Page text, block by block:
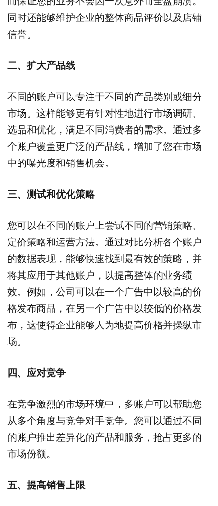
同时还能够维护企业的整体商品评价以及店铺
信誉。
二、扩大产品线
不同的账户可以专注于不同的产品类别或细分
市场。这样能够更有针对性地进行市场调研、
选品和优化，满足不同消费者的需求。通过多
个账户覆盖更广泛的产品线，增加了您在市场
中的曝光度和销售机会。
三、测试和优化策略
您可以在不同的账户上尝试不同的营销策略、
定价策略和运营方法。通过对比分析各个账户
的数据表现，能够快速找到最有效的策略，并
将其应用于其他账户，以提高整体的业务绩
效。例如，公司可以在一个广告中以较高的价
格发布商品，在另一个广告中以较低的价格发
布，这使得企业能够人为地提高价格并操纵市
场。
四、应对竞争
在竞争激烈的市场环境中，多账户可以帮助您
从多个角度与竞争对手竞争。您可以通过不同
的账户推出差异化的产品和服务，抢占更多的
市场份额。
五、提高销售上限